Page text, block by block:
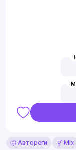
Автореги Mix